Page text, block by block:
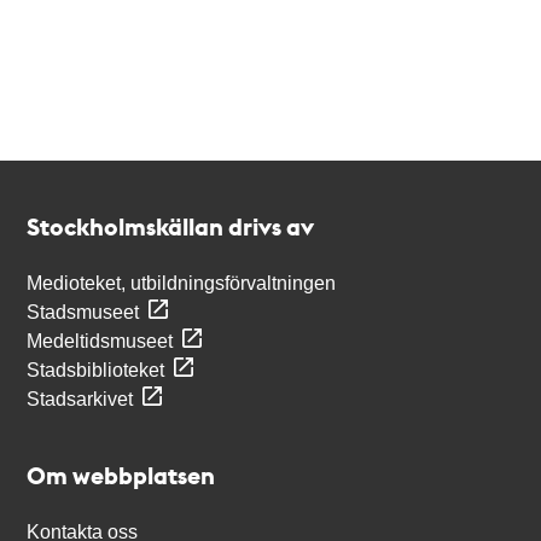
Stockholmskällan drivs av
Medioteket, utbildningsförvaltningen
Stadsmuseet
Medeltidsmuseet
Stadsbiblioteket
Stadsarkivet
Om webbplatsen
Kontakta oss